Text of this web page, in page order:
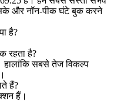
सके और नॉन-पीक घंटे बुक करने
है?
रहता है?
सबसे तेज विकल्प
हैं?
हैं।